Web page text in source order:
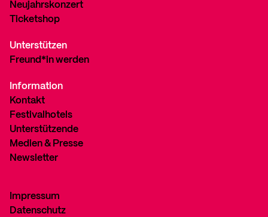
Neujahrskonzert
Ticketshop
Unterstützen
Freund*in werden
Information
Kontakt
Festivalhotels
Unterstützende
Medien & Presse
Newsletter
Impressum
Datenschutz